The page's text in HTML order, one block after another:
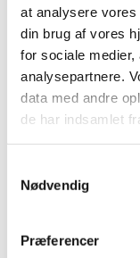
at analysere
din brug af vores
for sociale medier,
analysepartnere.
data med andre
de har indsamlet
Nødvendig
Præferencer
ansøge om
Årets fokus
|7. januar 2025|
Fokus på
længere aktiv